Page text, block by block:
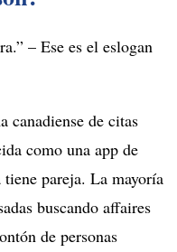
– Ese es el eslogan
canadiense de citas
como una app de
pareja. La mayoría
buscando affaires
de personas